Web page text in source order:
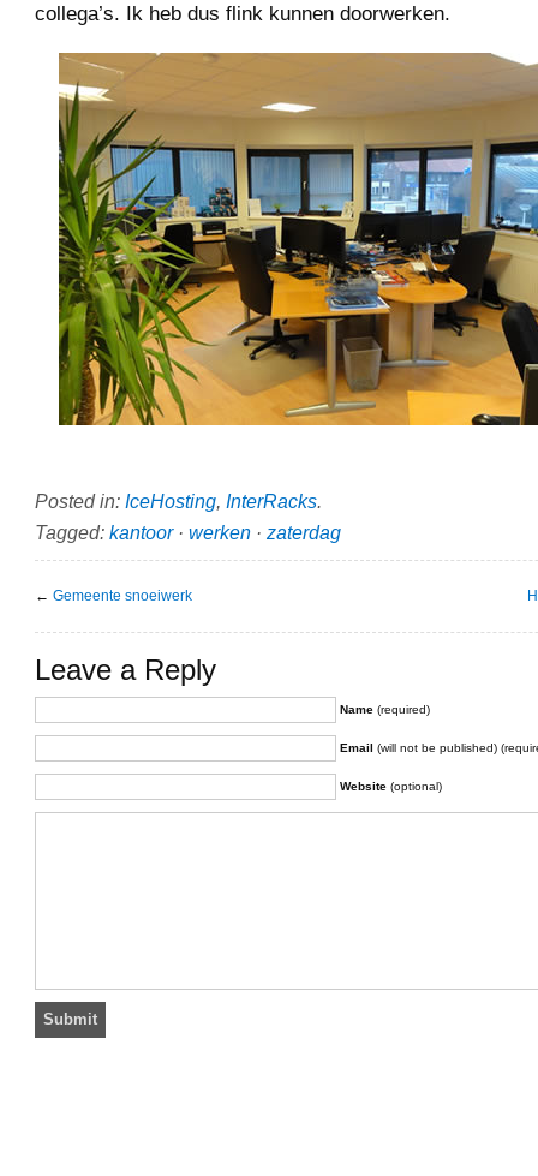
collega’s. Ik heb dus flink kunnen doorwerken.
Posted in: IceHosting, InterRacks.
Tagged: kantoor· werken · zaterdag
← Gemeente snoeiwerk
Leave a Reply
Name (required)
Email (will not be published)
Website (optional)